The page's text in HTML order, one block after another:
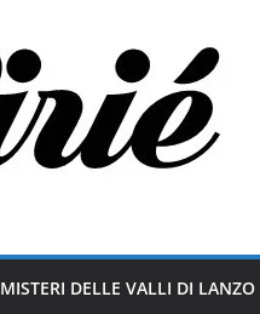
MISTERI DELLE VALLI DI LANZO